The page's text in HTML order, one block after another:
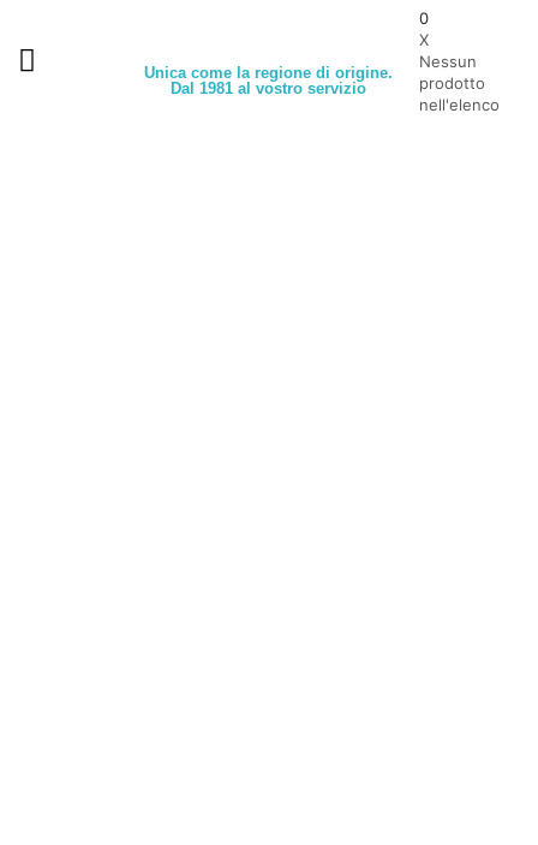
Unica come la regione di origine.
Dal 1981 al vostro servizio
0
X
Nessun
prodotto
nell'elenco